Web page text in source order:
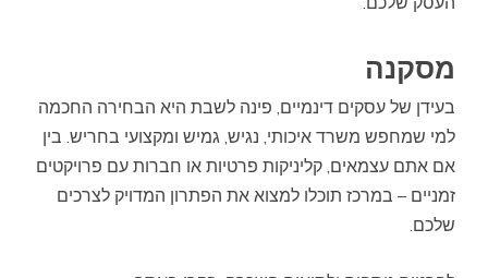
מסקנה
בעידן של עסקים דינמיים, פינה לשבת היא הבחירה החכמה
למי שמחפש משרד איכותי, נגיש, גמיש ומקצועי בחריש. בין
אם אתם עצמאים, קליניקות פרטיות או חברות עם פרויקטים
זמניים – במרכז תוכלו למצוא את הפתרון המדויק לצרכים
שלכם.